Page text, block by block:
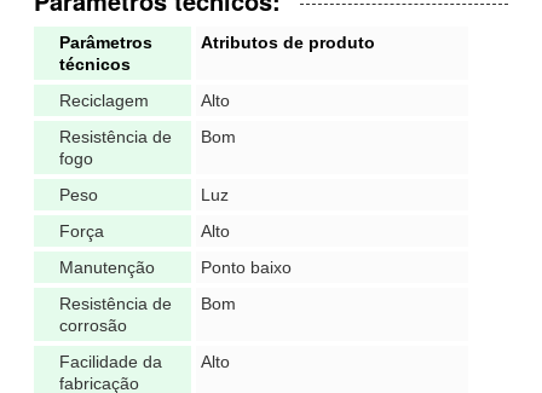
Parâmetros
técnicos
Atributos de produto
Reciclagem
Alto
Resistência de
fogo
Bom
Peso
Luz
Força
Alto
Manutenção
Ponto baixo
Resistência de
corrosão
Bom
Facilidade da
fabricação
Alto